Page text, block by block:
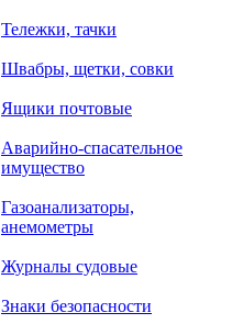
Тележки, тачки
Швабры, щетки, совки
Ящики почтовые
Аварийно-спасательное
имущество
Газоанализаторы,
анемометры
Журналы судовые
Знаки безопасности